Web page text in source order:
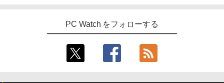
PC Watch をフォローする